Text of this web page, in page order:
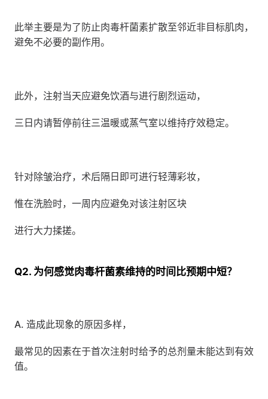
此举主要是为了防止肉毒杆菌素扩散至邻近非目标肌肉，
避免不必要的副作用。
此外，注射当天应避免饮酒与进行剧烈运动，
三日内请暂停前往三温暖或蒸气室以维持疗效稳定。
针对除皱治疗，术后隔日即可进行轻薄彩妆，
惟在洗脸时，一周内应避免对该注射区块
进行大力揉搓。
Q2. 为何感觉肉毒杆菌素维持的时间比预期中短？
A. 造成此现象的原因多样，
最常见的因素在于首次注射时给予的总剂量未能达到有效
值。